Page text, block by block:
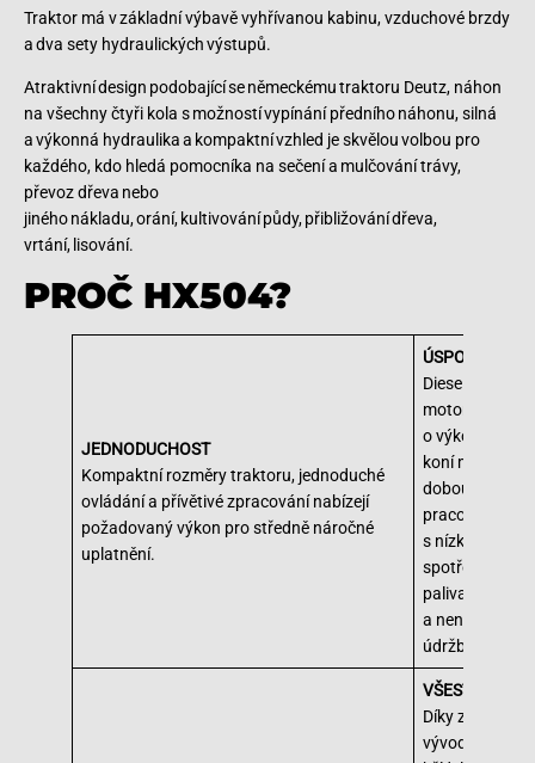
Traktor má v základní výbavě vyhřívanou kabinu, vzduchové brzdy
a dva sety hydraulických výstupů.
Atraktivní design podobající se německému traktoru Deutz, náhon
na všechny čtyři kola s možností vypínání předního náhonu, silná
a výkonná hydraulika a kompaktní vzhled je skvělou volbou pro
každého, kdo hledá pomocníka na sečení a mulčování trávy,
převoz dřeva nebo
jiného nákladu, orání, kultivování půdy, přibližování dřeva,
vrtání, lisování.
PROČ HX504?
JEDNODUCHOST
Kompaktní rozměry traktoru, jednoduché
ovládání a přívětivé zpracování nabízejí
požadovaný výkon pro středně náročné
uplatnění.
ÚSPORNOST
Dieselový
motor
o výkonu 50
koní má dlouho
dobou
pracovní výdrž
s nízkou
spotřebou
paliva
a nenáročnou
údržbou.
VŠESTRANOST
Díky zadní
vývodové